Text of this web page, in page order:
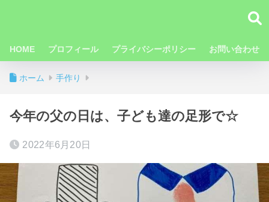
HOME プロフィール プライバシーポリシー お問い合わせ
ホーム 手作り
今年の父の日は、子ども達の足形で☆
2022年6月20日